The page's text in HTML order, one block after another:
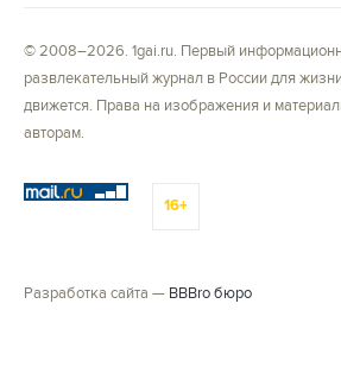
© 2008–2026. 1gai.ru. Первый
развлекательный журнал в России для
движется. Права на изображения и
авторам.
16+
Разработка сайта — BBBro бюро